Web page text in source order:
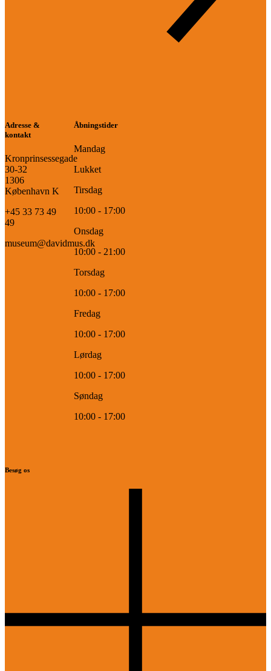
Adresse &
kontakt
Kronprinsessegade
30-32
1306
København K
+45 33 73 49
49
museum@davidmus.dk
Åbningstider
Mandag
Lukket
Tirsdag
10:00 - 17:00
Onsdag
10:00 - 21:00
Torsdag
10:00 - 17:00
Fredag
10:00 - 17:00
Lørdag
10:00 - 17:00
Søndag
10:00 - 17:00
Besøg os